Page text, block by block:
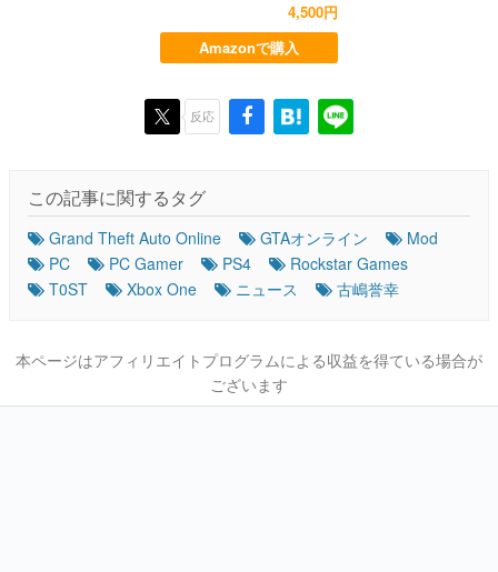
4,500円
Amazonで購入
反応
この記事に関するタグ
Grand Theft Auto Online GTAオンライン
Mod
PC
PC Gamer PS4
Rockstar Games
T0ST
Xbox One ニュース 古嶋誉幸
本ページはアフィリエイトプログラムによる収益を得ている場合が
ございます